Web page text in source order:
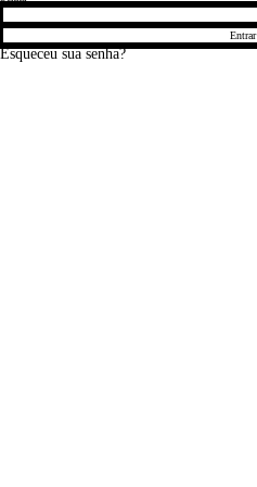
Entrar
Esqueceu sua senha?